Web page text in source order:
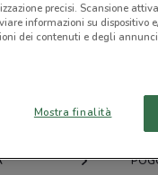
TERME
precisi. Scansione
informazioni su dispositivo
dei contenuti e degli
Mostra finalità